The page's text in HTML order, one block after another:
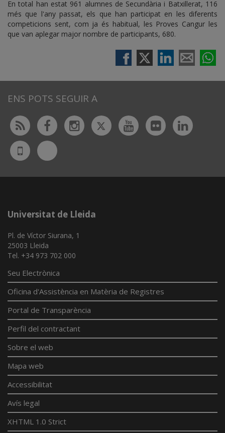
En total han estat 961 alumnes de Secundària i Batxillerat, 116
més que l'any passat, els que han participat en les diferents
competicions sent, com ja és habitual, les Proves Cangur les
que van aplegar major nombre de participants, 680.
ENS POTS SEGUIR A
Rss FacebookInstagram
TwitterYoutubeFlickr
UdL
App
Bluesky
Universitat de Lleida
Pl. de Víctor Siurana, 1
25003 Lleida
Tel. +34 973 702 000
Seu Electrònica
Oficina d'Assistència en Matèria de Registres
Portal de Transparència
Perfil del contractant
Sobre el web
Mapa web
Accessibilitat
Avís legal
XHTML 1.0 Strict